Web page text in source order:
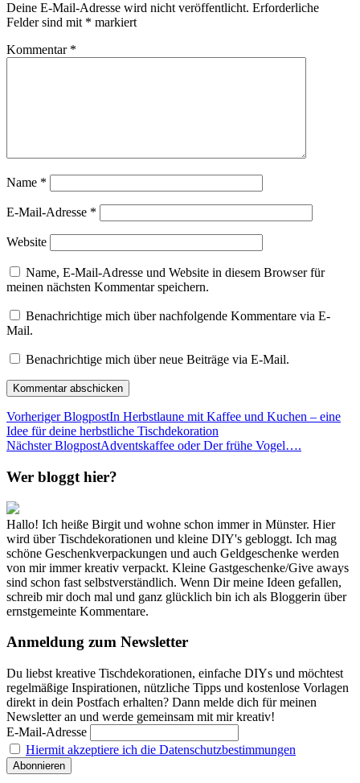
Deine E-Mail-Adresse wird nicht veröffentlicht. Erforderliche
Felder sind mit * markiert
Kommentar *
Name *
E-Mail-Adresse *
Website
Name, E-Mail-Adresse und Website in diesem Browser für
meinen nächsten Kommentar speichern.
Benachrichtige mich über nachfolgende Kommentare via E-
Mail.
Benachrichtige mich über neue Beiträge via E-Mail.
Vorheriger BlogpostIn Herbstlaune mit Kaffee und Kuchen – eine
Idee für deine herbstliche Tischdekoration
Nächster BlogpostAdventskaffee oder Der frühe Vogel….
Wer bloggt hier?
Hallo! Ich heiße Birgit und wohne schon immer in Münster. Hier
wird über Tischdekorationen und kleine DIY's gebloggt. Ich mag
schöne Geschenkverpackungen und auch Geldgeschenke werden
von mir immer kreativ verpackt. Kleine Gastgeschenke/Give aways
sind schon fast selbstverständlich. Wenn Dir meine Ideen gefallen,
schreib mir doch mal und ganz glücklich bin ich als Bloggerin über
ernstgemeinte Kommentare.
Anmeldung zum Newsletter
Du liebst kreative Tischdekorationen, einfache DIYs und möchtest
regelmäßige Inspirationen, nützliche Tipps und kostenlose Vorlagen
direkt in dein Postfach erhalten? Dann melde dich für meinen
Newsletter an und werde gemeinsam mit mir kreativ!
E-Mail-Adresse
Hiermit akzeptiere ich die Datenschutzbestimmungen